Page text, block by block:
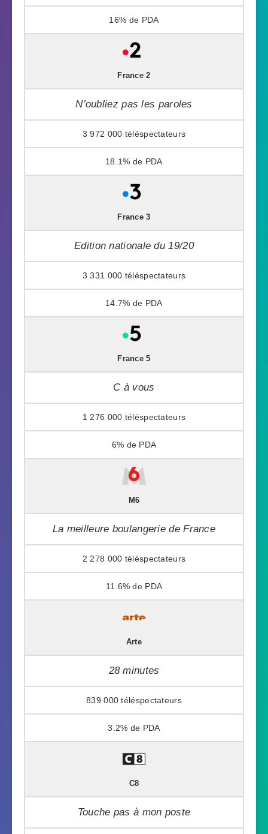
16%
France 2
N’oubliez pas les paroles
3 972 000
18.1%
France 3
Edition nationale du 19/20
3 331 000
14.7%
France 5
C à vous
1 276 000
6%
M6
La meilleure boulangerie de France
2 278 000
11.6%
Arte
28 minutes
839 000
3.2%
C8
Touche pas à mon poste